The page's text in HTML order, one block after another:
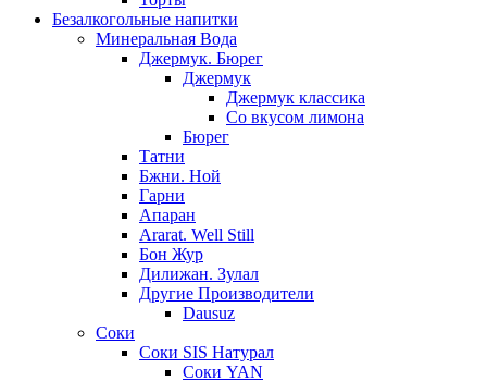
Безалкогольные напитки
Минеральная Вода
Джермук. Бюрег
Джермук
Джермук классика
Со вкусом лимона
Бюрег
Татни
Бжни. Ной
Гарни
Апаран
Ararat. Well Still
Бон Жур
Дилижан. Зулал
Другие Производители
Dausuz
Соки
Соки SIS Натурал
Соки YAN